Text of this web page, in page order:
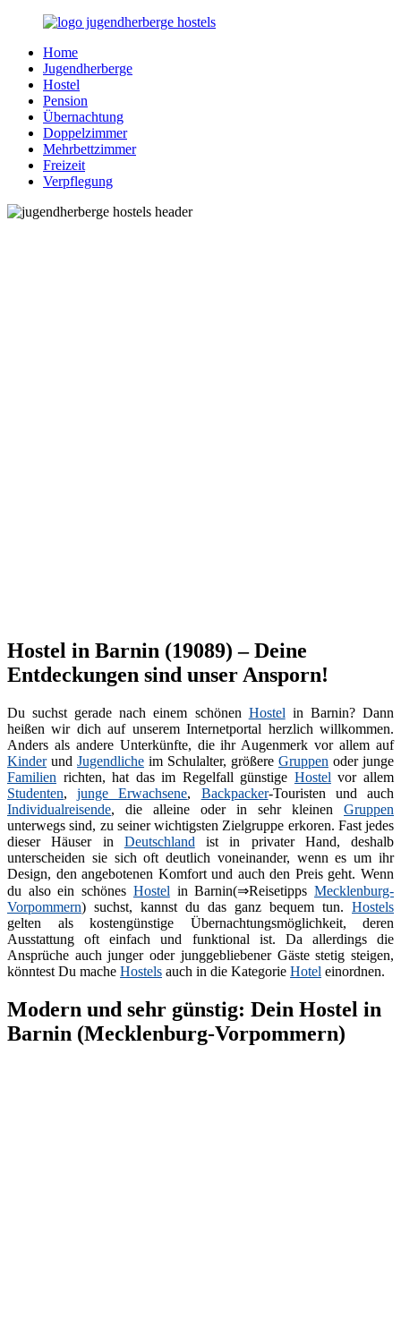
Zurück
Inhalt
Jugendherberge-
Hostels.de
Reisen
junge
jung
gebliebene
Menschen
Home
Jugendherberge
Hostel
Pension
Übernachtung
Doppelzimmer
Mehrbettzimmer
Freizeit
Verpflegung
Hostel in Barnin (19089) – Deine
Entdeckungen sind unser Ansporn!
Du suchst gerade nach einem schönen Hostel in Barnin? Dann
heißen wir dich auf unserem Internetportal herzlich willkommen.
Anders als andere Unterkünfte, die ihr Augenmerk vor allem auf
Kinderund Jugendliche im Schulalter, größere Gruppen oder junge
Familien richten, hat das im Regelfall günstige Hostel vor allem
Studenten,junge Erwachsene, Backpacker-Touristen und auch
Individualreisende, die alleine oder in sehr kleinen Gruppen
unterwegs sind, zu seiner wichtigsten Zielgruppe erkoren. Fast jedes
dieser Häuser in Deutschland ist in privater Hand, deshalb
unterscheiden sie sich oft deutlich voneinander, wenn es um ihr
Design, den angebotenen Komfort und auch den Preis geht. Wenn
du also ein schönes Hostel in Barnin(⇒ReisetippsMecklenburg-
Vorpommern) suchst, kannst du das ganz bequem tun. Hostels
gelten als kostengünstige Übernachtungsmöglichkeit, deren
Ausstattung oft einfach und funktional ist. Da allerdings die
Ansprüche auch junger oder junggebliebener Gäste stetig steigen,
könntest Du mache Hostels auch in die Kategorie Hotel einordnen.
Modern und sehr günstig: Dein Hostel in
Barnin (Mecklenburg-Vorpommern)